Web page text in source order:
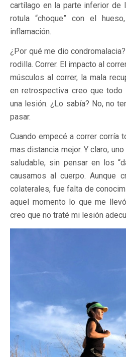
cartílago en la parte inferior de
rotula “choque” con el
inflamación.
¿Por qué me dio
rodilla. Correr. El impacto al
músculos al correr, la mala
en retrospectiva creo que
una lesión. ¿Lo sabía? No, no
pasar.
Cuando empecé a correr corría
mas distancia mejor. Y claro,
saludable, sin pensar en los
causamos al cuerpo. Aunque
colaterales, fue falta de
aquel momento lo que me
creo que no traté mi lesión